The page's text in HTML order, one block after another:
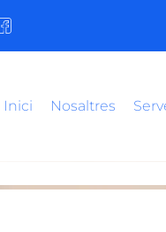
Inici Nosaltres